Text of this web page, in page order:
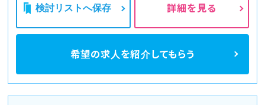
検討リストへ保存 詳細を見る
希望の求人を紹介してもらう